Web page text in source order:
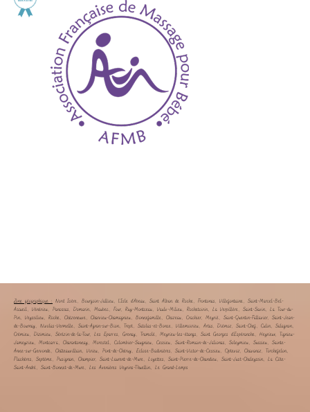
Zone géographique : Nord Isère, Bourgoin-Jallieu, l’Isle d’Abeau, Saint Alban de Roche, Frontonas, Villefontaine, Saint-Marcel-Bel-
Accueil, Vénérieu, Panossas, Domarin, Maubec, Four, Ruy-Montceau, Vaulx-Milieu, Rochetoirin, La Verpillère, Saint-Savin, La Tour-du-
Pin, Veyssilieu, Roche, Chèzeneuve, Charvieu-Chamagnieu, Bonnefamille, Chozeau, Crachier, Meyrié, Saint-Quentin-Fallavier, Saint-Jean-
de-Bournay, Nivolas-Vermelle, Saint-Agnin-sur-Bion, Trept, Satolas-et-Bonce, Villemoirieu, Artas, Diémoz, Saint-Chef, Culin, Salagnon,
Crémieu, Dizimieu, Sérézin-de-la-Tour, Les Eparres, Grenay, Tramolé, Meyrieu-les-étangs, Saint Georges d’Espéranche, Heyrieux, Tignieu-
Jameyzieu, Montcarra, Charantonnay, Morestel, Colombier-Saugnieu, Cessieu, Saint-Romain-de-Jalionas, Soleymieu, Succieu, Sainte-
Anne-sur-Gervonde, Châteauvillain, Virieu, Pont-de-Chéruy, Eclose-Badinières, Saint-Victor-de-Cessieu, Optevoz, Chavanoz, Torchefelon,
Flachères, Septème, Pusignan, Champier, Saint-Laurent-de-Mure, Loyettes, Saint-Pierre-de-Chandieu, Saint-Just-Chaleyssin, La Côte-
Saint-André, Saint-Bonnet-de-Mure, Les Avenières Veyrins-Thuellin, Le Grand-Lemps